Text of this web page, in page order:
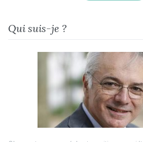
Qui suis-je ?